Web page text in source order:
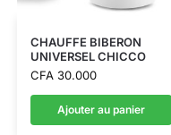
CHAUFFE BIBERON
UNIVERSEL CHICCO
CFA30.000
Ajouter au panier